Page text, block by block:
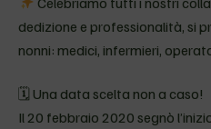
dedizione e professionalità, si
nonni: medici, infermieri,
🗓 Una data scelta non a caso!
Il 20 febbraio 2020 segnò